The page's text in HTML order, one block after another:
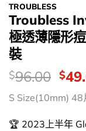
TROUBLESS
Troubless
極透薄隱形
裝
價
錢：
$96.00 $
S Size(10mm)
🏆 2023上半年